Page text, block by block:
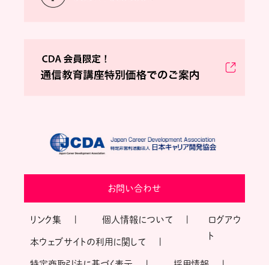
お問い合わせ
リンク集 個人情報について
本ウェブサイトの利用に関して
ログアウ
ト